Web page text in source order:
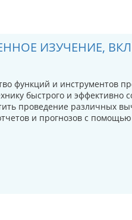
ИЗУЧЕНИЕ,
функций и инструментов
быстрого и эффективно
проведение различных
и прогнозов с